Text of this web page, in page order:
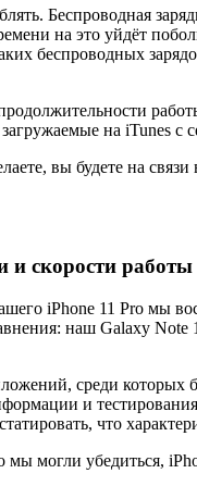
Беспроводная
на это уйдёт
беспроводных
на iTunes c
вы будете на
и скорости работы
iPhone 11 Pro мы
наш Galaxy Note
среди которых
и
что
мы могли убедиться,